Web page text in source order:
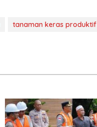
tanaman keras produktif